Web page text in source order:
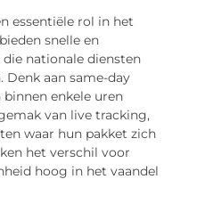
essentiële rol in het
snelle en
nationale diensten
Denk aan same-day
enkele uren
van live tracking,
waar hun pakket zich
het verschil voor
hoog in het vaandel